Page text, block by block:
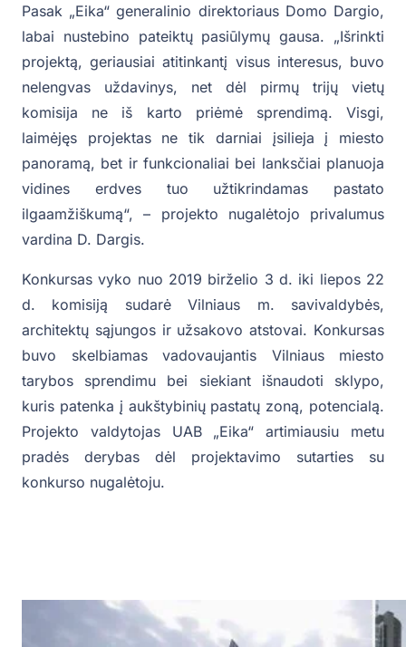
Pasak „Eika“ generalinio direktoriaus Domo Dargio,
labai nustebino pateiktų pasiūlymų gausa. „Išrinkti
projektą, geriausiai atitinkantį visus interesus, buvo
nelengvas uždavinys, net dėl pirmų trijų vietų
komisija ne iš karto priėmė sprendimą. Visgi,
laimėjęs projektas ne tik darniai įsilieja į miesto
panoramą, bet ir funkcionaliai bei lanksčiai planuoja
vidines erdves tuo užtikrindamas pastato
ilgaamžiškumą“, – projekto nugalėtojo privalumus
vardina D. Dargis.
Konkursas vyko nuo 2019 birželio 3 d. iki liepos 22
d. komisiją sudarė Vilniaus m. savivaldybės,
architektų sąjungos ir užsakovo atstovai. Konkursas
buvo skelbiamas vadovaujantis Vilniaus miesto
tarybos sprendimu bei siekiant išnaudoti sklypo,
kuris patenka į aukštybinių pastatų zoną, potencialą.
Projekto valdytojas UAB „Eika“ artimiausiu metu
pradės derybas dėl projektavimo sutarties su
konkurso nugalėtoju.